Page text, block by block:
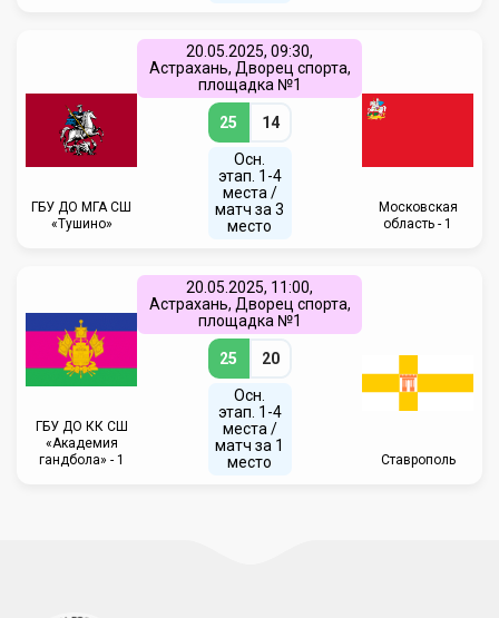
ГБУ ДО МГА СШ
«Тушино»
20.05.2025, 09:30,
Астрахань, Дворец спорта,
площадка №1
25 14
Осн.
этап. 1-4
места /
матч за 3
место
Московская
область - 1
ГБУ ДО КК СШ
«Академия
гандбола» - 1
20.05.2025, 11:00,
Астрахань, Дворец спорта,
площадка №1
25 20
Осн.
этап. 1-4
места /
матч за 1
место
Ставрополь